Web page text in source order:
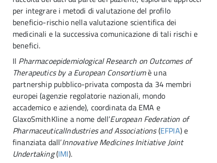
per integrare i metodi di valutazione del profilo
beneficio-rischio nella valutazione scientifica dei
medicinali e la successiva comunicazione di tali rischi e
benefici.
Il Pharmacoepidemiological Research on Outcomes of
Therapeutics by a European Consortiumè una
partnership pubblico-privata composta da 34 membri
europei (agenzie regolatorie nazionali, mondo
accademico e aziende), coordinata da EMA e
GlaxoSmithKline a nome dell’European Federation of
PharmaceuticalIndustries and Associations(EFPIA) e
finanziata dall’Innovative Medicines Initiative Joint
Undertaking(IMI).